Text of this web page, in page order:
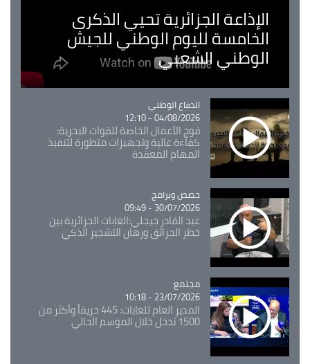
الإذاعة الجزائرية تحيي الذكرى
الخامسة لليوم الوطني للجيش
الوطني الشعبي
Catégorie
الدفاع الوطني
04/08/2026 - 12:10
فوج الأعمال الخاصة للقوات البحرية:
كفاءة عالية وتجهيزات متطورة لتنفيذ
المهام المعقدة
Catégorie
حصص وبرامج
30/07/2026 - 09:49
عبد القادر جيجلي:الغابات الجزائرية بين
خطر الحرائق ورهان التشجير الذكي
Catégorie
مجتمع
23/07/2026 - 10:18
المدير العام للغابات: 445 حريقاً وأكثر من
1500 تدخل خلال الموسم الحالي